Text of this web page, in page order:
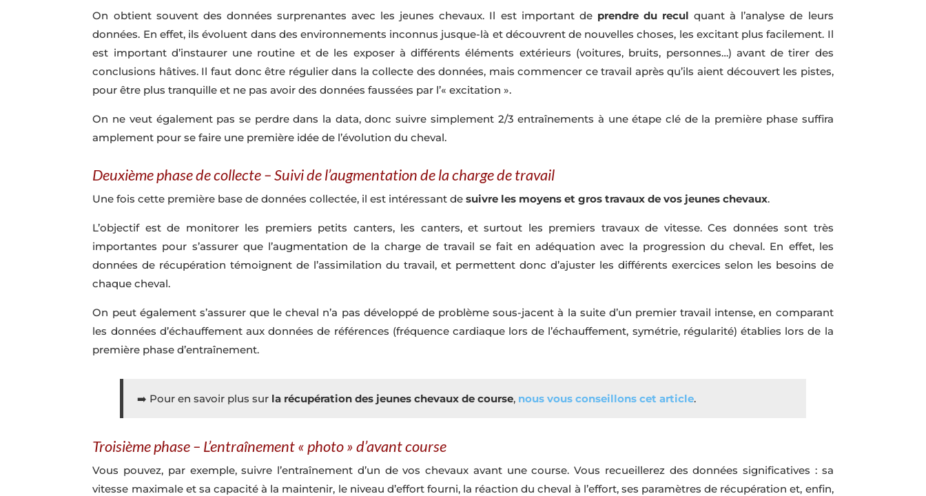
On obtient souvent des données surprenantes avec les jeunes chevaux. Il est important deprendre du recul quant à l’analyse de leurs
données. En effet, ils évoluent dans des environnements inconnus jusque-là et découvrent de nouvelles choses, les excitant plus facilement. Il
est important d’instaurer une routine et de les exposer à différents éléments extérieurs (voitures, bruits, personnes…) avant de tirer des
conclusions hâtives. Il faut donc être régulier dans la collecte des données, mais commencer ce travail après qu’ils aient découvert les pistes,
pour être plus tranquille et ne pas avoir des données faussées par l’« excitation ».
On ne veut également pas se perdre dans la data, donc suivre simplement 2/3 entraînements à une étape clé de la première phase suffira
amplement pour se faire une première idée de l’évolution du cheval.
Deuxième phase de collecte – Suivi de l’augmentation de la charge de travail
Une fois cette première base de données collectée, il est intéressant de suivre les moyens et gros travaux de vos jeunes chevaux.
L’objectif est de monitorer les premiers petits canters, les canters, et surtout les premiers travaux de vitesse. Ces données sont très
importantes pour s’assurer que l’augmentation de la charge de travail se fait en adéquation avec la progression du cheval. En effet, les
données de récupération témoignent de l’assimilation du travail, et permettent donc d’ajuster les différents exercices selon les besoins de
chaque cheval.
On peut également s’assurer que le cheval n’a pas développé de problème sous-jacent à la suite d’un premier travail intense, en comparant
les données d’échauffement aux données de références (fréquence cardiaque lors de l’échauffement, symétrie, régularité) établies lors de la
première phase d’entraînement.
➡️ Pour en savoir plus sur la récupération des jeunes chevaux de course, nous vous conseillons cet article.
Troisième phase – L’entraînement « photo » d’avant course
Vous pouvez, par exemple, suivre l’entraînement d’un de vos chevaux avant une course. Vous recueillerez des données significatives : sa
vitesse maximale et sa capacité à la maintenir, le niveau d’effort fourni, la réaction du cheval à l’effort, ses paramètres de récupération et, enfin,